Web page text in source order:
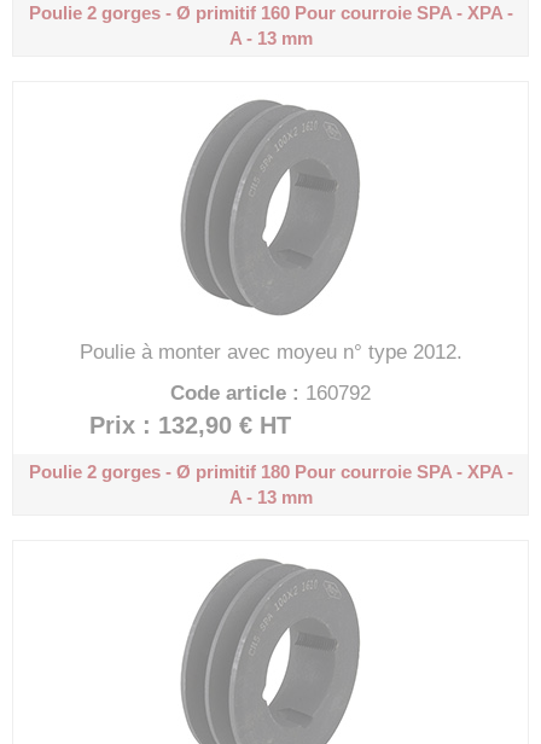
Poulie 2 gorges - Ø primitif 160Pour courroie SPA - XPA -
A - 13 mm
Poulie à monter avec moyeu n° type 2012.
Code article : 160792
Prix : 132,90 € HT
Poulie 2 gorges - Ø primitif 180Pour courroie SPA - XPA -
A - 13 mm